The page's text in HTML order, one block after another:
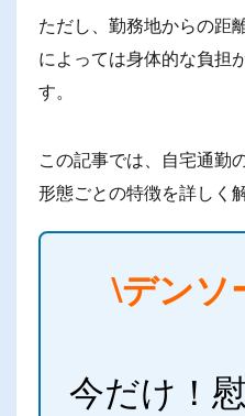
ただし、勤務地からの距
によっては身体的な負担
す。
この記事では、自宅通勤
形態ごとの特徴を詳しく
\デンソ
今だけ！